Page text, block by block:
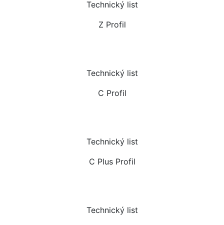
Technický list
Z Profil
Technický list
C Profil
Technický list
C Plus Profil
Technický list